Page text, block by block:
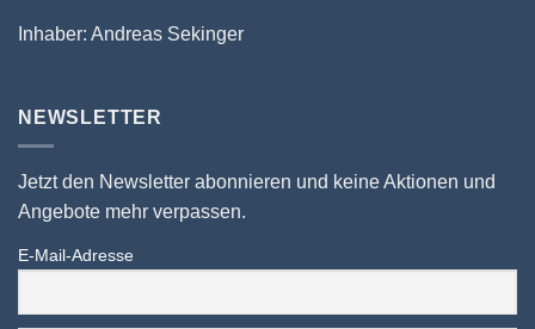
Inhaber: Andreas Sekinger
NEWSLETTER
Jetzt den Newsletter abonnieren und keine Aktionen und
Angebote mehr verpassen.
E-Mail-Adresse